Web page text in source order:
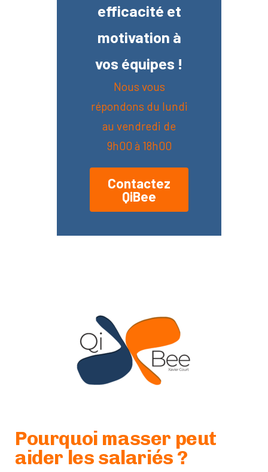
efficacité et
motivation à
vos équipes !
Nous vous
répondons du lundi
au vendredi de
9h00 à 18h00
Contactez
QiBee
Pourquoi masser peut
aider les salariés ?